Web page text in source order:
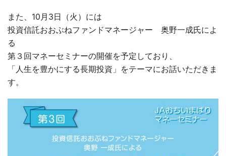
また、10月3日（火）には
投資信託おおぶねファンドマネージャー 奥野一成氏によ
る
第３回マネーセミナーの開催を予定しており、
「人生を豊かにする長期投資」をテーマにお話いただきま
す。